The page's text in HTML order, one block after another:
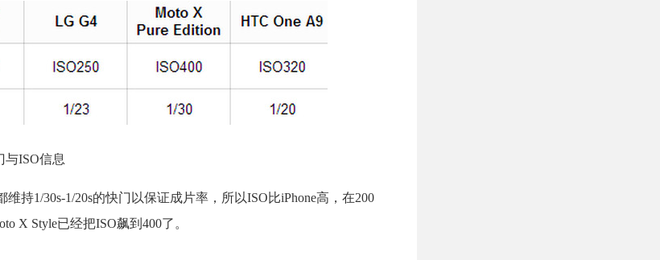
与ISO信息
持1/30s-1/20s的快门以保证成片率，所以ISO比iPhone高，在200
X Style已经把ISO飙到400了。